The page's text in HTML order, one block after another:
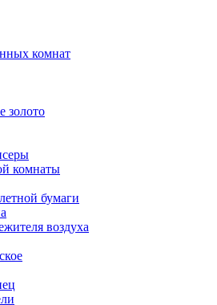
комнат
золото
комнаты
бумаги
воздуха